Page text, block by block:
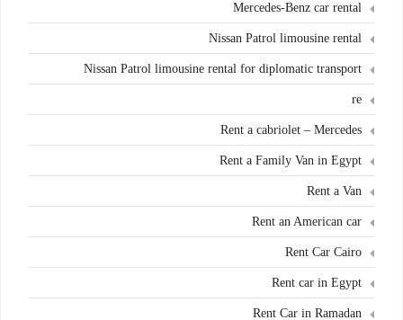
Mercedes-Benz car rental
Nissan Patrol limousine rental
Nissan Patrol limousine rental for diplomatic transport
re
Rent a cabriolet – Mercedes
Rent a Family Van in Egypt
Rent a Van
Rent an American car
Rent Car Cairo
Rent car in Egypt
Rent Car in Ramadan